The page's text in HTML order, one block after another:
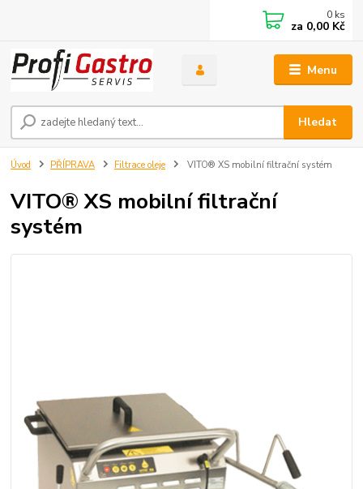
Menu
Hledat
0 ks
za 0,00 Kč
Úvod PŘÍPRAVA Filtrace oleje VITO® XS mobilní filtrační systém
VITO® XS mobilní filtrační
systém